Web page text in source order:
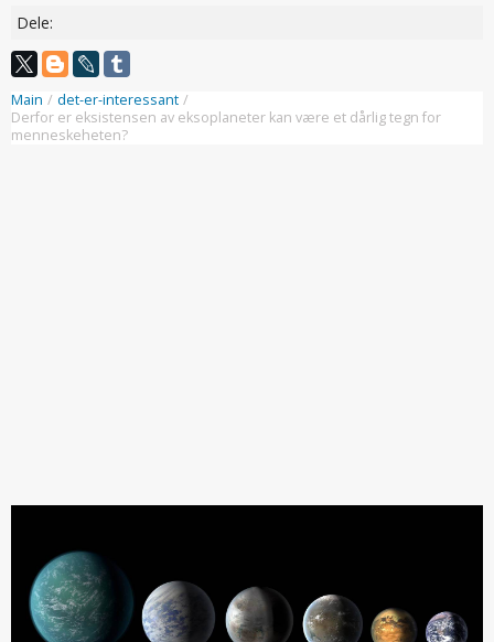
Dele:
Main / det-er-interessant /
Derfor er eksistensen av eksoplaneter kan være et dårlig tegn for
menneskeheten?